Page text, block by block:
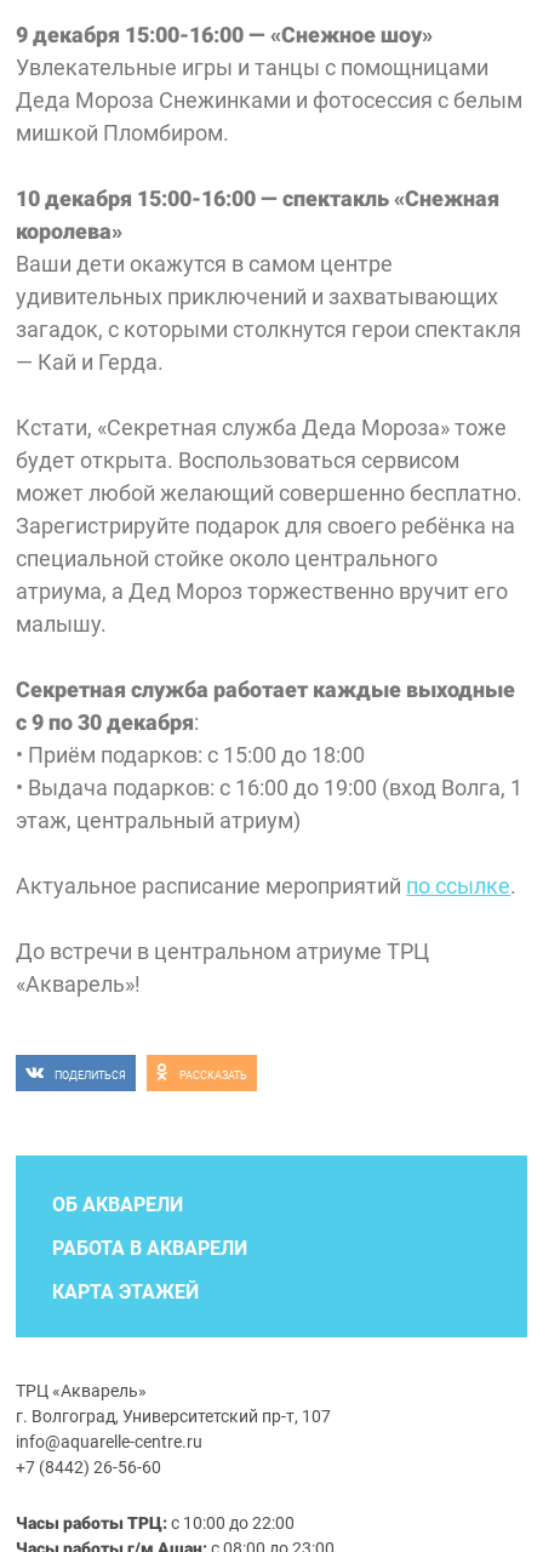
9 декабря 15:00-16:00 — «Снежное шоу»
Увлекательные игры и танцы с помощницами
Деда Мороза Снежинками и фотосессия с белым
мишкой Пломбиром.
10 декабря 15:00-16:00 — спектакль «Снежная
королева»
Ваши дети окажутся в самом центре
удивительных приключений и захватывающих
загадок, с которыми столкнутся герои спектакля
— Кай и Герда.
Кстати, «Секретная служба Деда Мороза» тоже
будет открыта. Воспользоваться сервисом
может любой желающий совершенно бесплатно.
Зарегистрируйте подарок для своего ребёнка на
специальной стойке около центрального
атриума, а Дед Мороз торжественно вручит его
малышу.
Секретная служба работает каждые выходные
с 9 по 30 декабря:
• Приём подарков: с 15:00 до 18:00
• Выдача подарков: с 16:00 до 19:00 (вход Волга, 1
этаж, центральный атриум)
Актуальное расписание мероприятий по ссылке.
До встречи в центральном атриуме ТРЦ
«Акварель»!
ПОДЕЛИТЬСЯ РАССКАЗАТЬ
ОБ АКВАРЕЛИ
РАБОТА В АКВАРЕЛИ
КАРТА ЭТАЖЕЙ
ТРЦ «Акварель»
г. Волгоград, Университетский пр-т, 107
info@aquarelle-centre.ru
+7 (8442) 26-56-60
Часы работы ТРЦ:с 10:00 до 22:00
Часы работы г/м Ашан:с 08:00 до 23:00